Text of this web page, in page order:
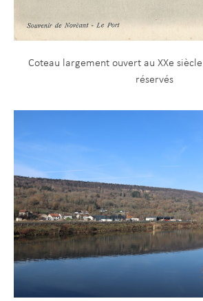
Coteau largement ouvert au XXe
réservés